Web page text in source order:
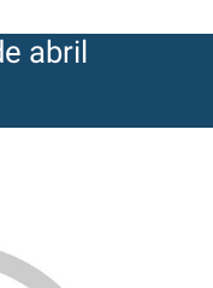
abril